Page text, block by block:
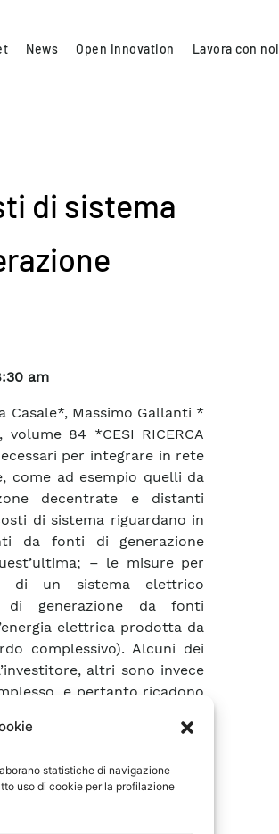
statistiche di navigazione
uso di cookie per la profilazione
News Open Innovation Lavora con noi
di sistema
am
Casale*, Massimo Gallanti *
84 *CESI RICERCA
per integrare in rete
come ad esempio quelli da
decentrate e distanti
di sistema riguardano in
da fonti di generazione
– le misure per
di un sistema elettrico
di generazione da fonti
elettrica prodotta da
complessivo). Alcuni dei
altri sono invece
e pertanto ricadono
due tipologie di costo sono
eolica, fornendo, ove
facilmente comparabili, in
molto diversi sia per le